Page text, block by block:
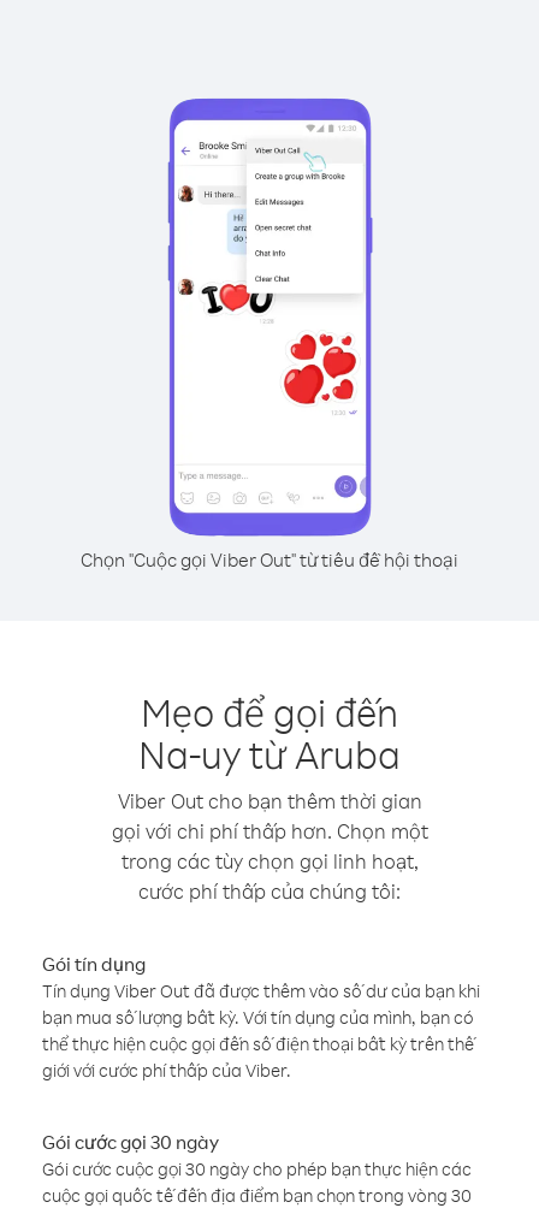
Chọn "Cuộc gọi Viber Out" từ tiêu đề hội thoại
Mẹo để gọi đến
Na-uy từ Aruba
Viber Out cho bạn thêm thời gian
gọi với chi phí thấp hơn. Chọn một
trong các tùy chọn gọi linh hoạt,
cước phí thấp của chúng tôi:
Gói tín dụng
Tín dụng Viber Out đã được thêm vào số dư của bạn khi
bạn mua số lượng bất kỳ. Với tín dụng của mình, bạn có
thể thực hiện cuộc gọi đến số điện thoại bất kỳ trên thế
giới với cước phí thấp của Viber.
Gói cước gọi 30 ngày
Gói cước cuộc gọi 30 ngày cho phép bạn thực hiện các
cuộc gọi quốc tế đến địa điểm bạn chọn trong vòng 30